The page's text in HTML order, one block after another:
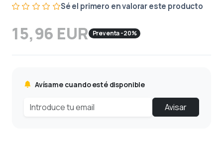
Sé el primero en valorar este producto
15,96 EUR Preventa -20%
Avísame cuando esté disponible
Avisar